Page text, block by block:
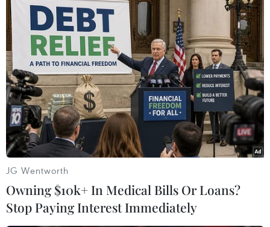
Theo dõi VietnamPlus
TIN LIÊN QUAN
JG Wentworth
Owning $10k+ In Medical Bills Or Loans?
Stop Paying Interest Immediately